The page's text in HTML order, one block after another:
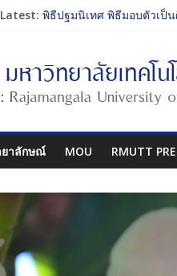
Latest: พิธีปฐมนิเทศ พิธีมอบตัวเป็
โครงการแลกเปลี่ยนเรียน
รับน้องเข้าคณะศิลปกรรมศ
าลักษณ์ MOU RMUTT